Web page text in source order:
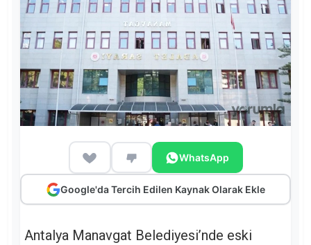
WhatsApp
Google'da Tercih Edilen Kaynak Olarak Ekle
Antalya Manavgat Belediyesi’nde eski